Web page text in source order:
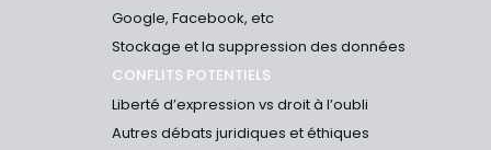
Google, Facebook, etc
Stockage et la suppression des données
CONFLITS POTENTIELS
Liberté d’expression vs droit à l’oubli
Autres débats juridiques et éthiques